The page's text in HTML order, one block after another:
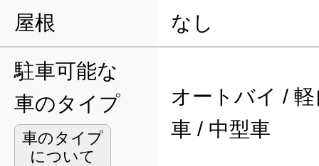
屋根 なし
駐車可能な
車のタイプ
車のタイプ
について
オートバイ /
車 / 中型車